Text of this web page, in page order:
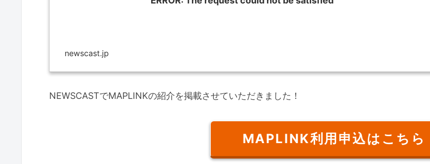
newscast.jp
NEWSCASTでMAPLINKの紹介を掲載させていただきました！
MAPLINK利用申込はこちら